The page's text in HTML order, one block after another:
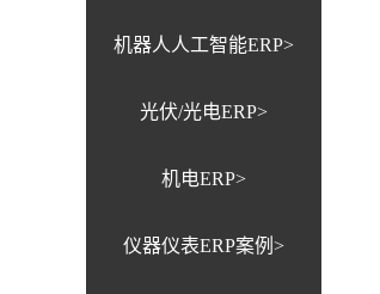
机器人人工智能ERP>
光伏/光电ERP>
机电ERP>
仪器仪表ERP案例>